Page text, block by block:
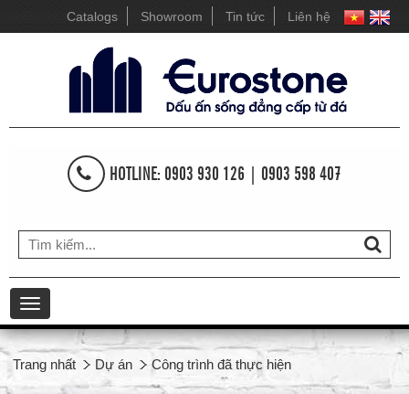
Catalogs Showroom Tin tức Liên hệ
HOTLINE: 0903 930 126 | 0903 598 407
Toggle
navigation
Trang nhất Dự án Công trình đã thực hiện